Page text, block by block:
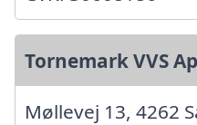
Tornemark VVS
Møllevej 13, 4262